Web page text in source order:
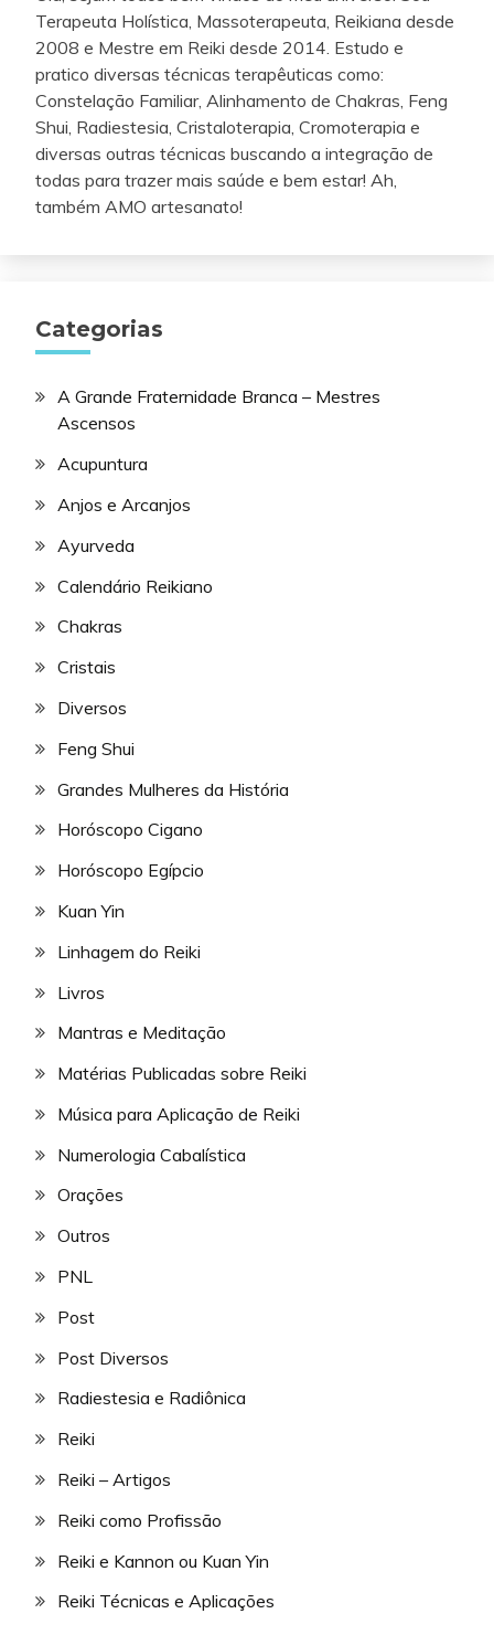
Terapeuta Holística, Massoterapeuta, Reikiana desde
2008 e Mestre em Reiki desde 2014. Estudo e
pratico diversas técnicas terapêuticas como:
Constelação Familiar, Alinhamento de Chakras, Feng
Shui, Radiestesia, Cristaloterapia, Cromoterapia e
diversas outras técnicas buscando a integração de
todas para trazer mais saúde e bem estar! Ah,
também AMO artesanato!
Categorias
A Grande Fraternidade Branca – Mestres
Ascensos
Acupuntura
Anjos e Arcanjos
Ayurveda
Calendário Reikiano
Chakras
Cristais
Diversos
Feng Shui
Grandes Mulheres da História
Horóscopo Cigano
Horóscopo Egípcio
Kuan Yin
Linhagem do Reiki
Livros
Mantras e Meditação
Matérias Publicadas sobre Reiki
Música para Aplicação de Reiki
Numerologia Cabalística
Orações
Outros
PNL
Post
Post Diversos
Radiestesia e Radiônica
Reiki
Reiki – Artigos
Reiki como Profissão
Reiki e Kannon ou Kuan Yin
Reiki Técnicas e Aplicações